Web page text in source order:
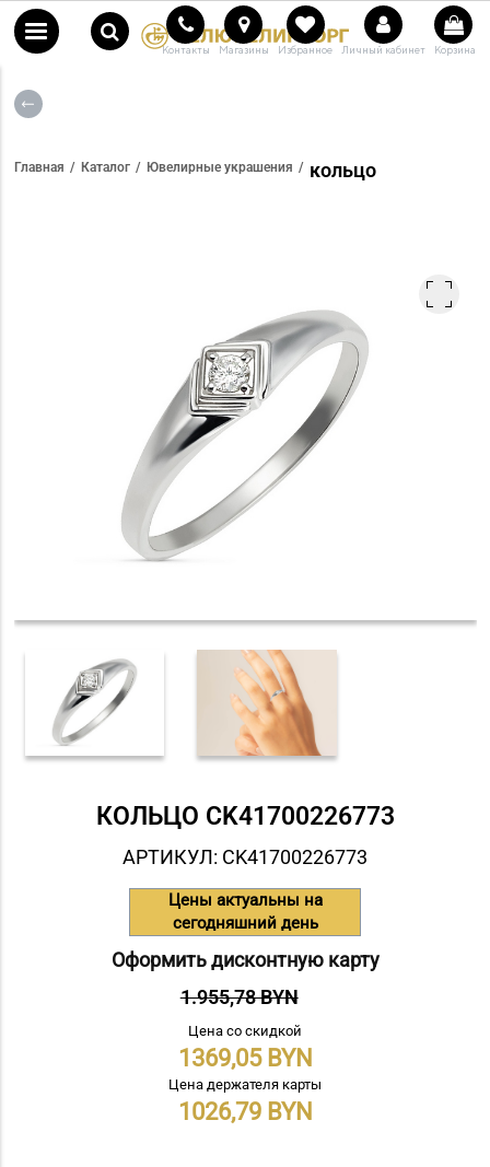
Контакты Магазины Избранное Личный кабинет Корзина
Главная Каталог Ювелирные украшения кольцо
КОЛЬЦО СK41700226773
АРТИКУЛ: СK41700226773
Цены актуальны на
сегодняшний день
Оформить дисконтную карту
1.955,78 BYN
Цена со скидкой
1369,05
Цена держателя карты
1026,79